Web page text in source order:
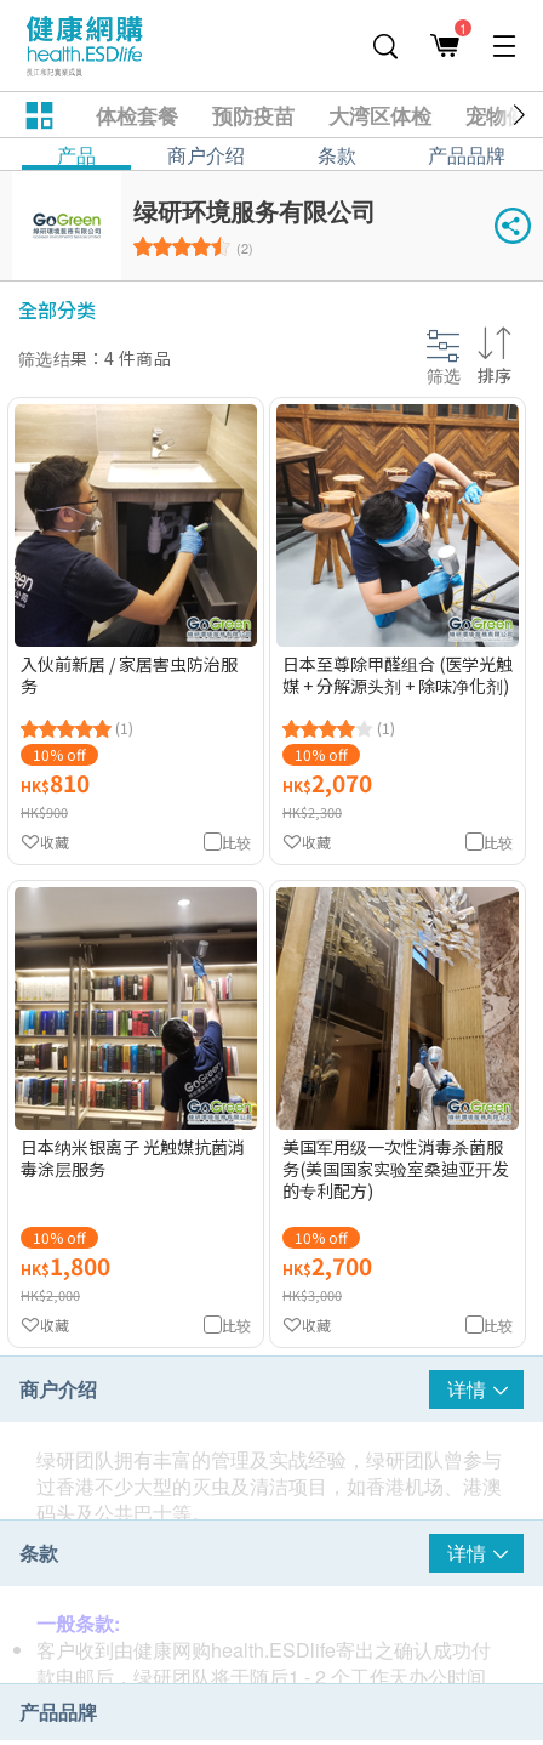
1
体检套餐 预防疫苗 大湾区体检 宠物健
产品 商户介绍 条款 产品品牌
绿研环境服务有限公司
(2)
全部分类
筛选结果：4 件商品
筛选 排序
入伙前新居 / 家居害虫防治服
务
(1)
10% off
HK$810
HK$900
比较
收藏
日本至尊除甲醛组合 (医学光触
媒 + 分解源头剂 + 除味净化剂)
(1)
10% off
HK$2,070
HK$2,300
比较
收藏
日本纳米银离子 光触媒抗菌消
毒涂层服务
10% off
HK$1,800
HK$2,000
比较
收藏
美国军用级一次性消毒杀菌服
务(美国国家实验室桑迪亚开发
的专利配方)
10% off
HK$2,700
HK$3,000
比较
收藏
商户介绍 详情
绿研团队拥有丰富的管理及实战经验，绿研团队曾参与
过香港不少大型的灭虫及清洁项目，如香港机场、港澳
码头及公共巴士等。
绿研专注于服务质量的提升，并积极引进具有高科技的
技术设备，致力为您们提供更优质的生活环境。
条款 详情
一般条款:
客户收到由健康网购health.ESDlife寄出之确认成功付
款电邮后，绿研团队将于随后1 - 2 个工作天办公时间
内，致电客户预约服务的时间及地点。客户亦可致电查
询或在订单确认后一个工作天致电预约 (电话:3619
产品品牌